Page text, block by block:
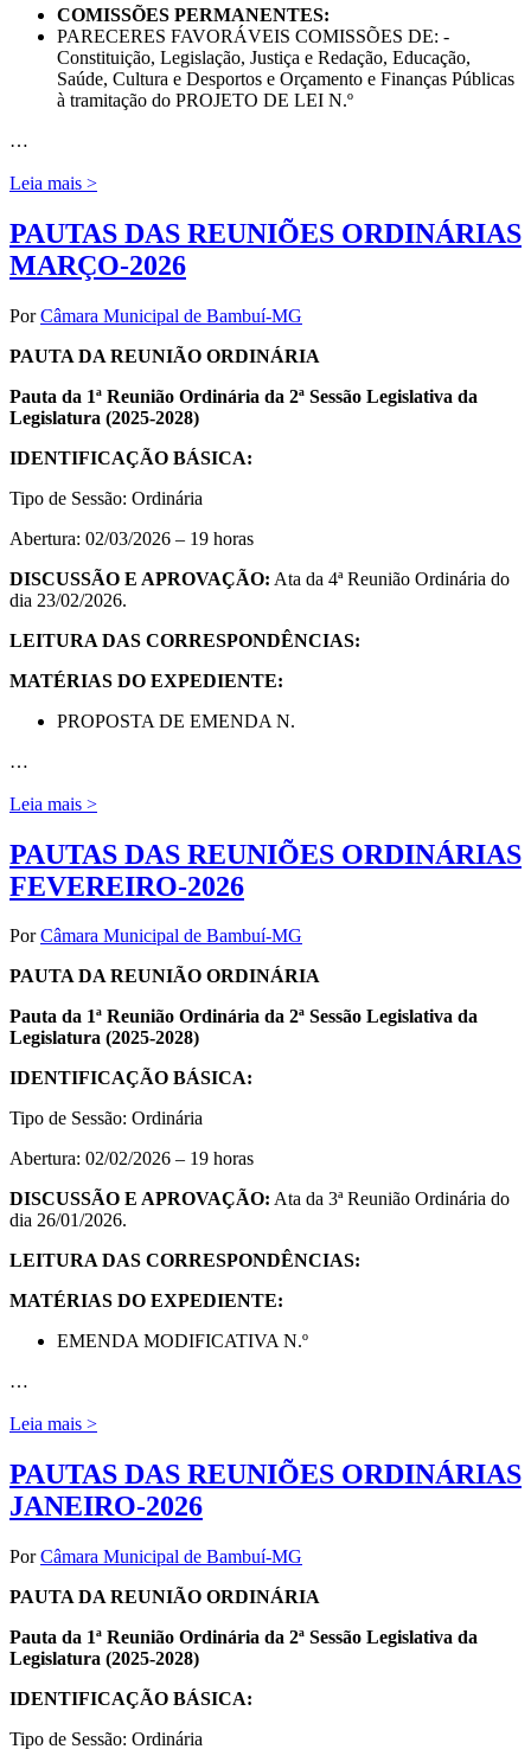
COMISSÕES PERMANENTES:
PARECERES FAVORÁVEIS COMISSÕES DE: -
Constituição, Legislação, Justiça e Redação, Educação,
Saúde, Cultura e Desportos e Orçamento e Finanças Públicas
à tramitação do PROJETO DE LEI N.º
…
Leia mais >
PAUTAS DAS REUNIÕES ORDINÁRIAS
MARÇO-2026
PorCâmara Municipal de Bambuí-MG
PAUTA DA REUNIÃO ORDINÁRIA
Pauta da 1ª Reunião Ordinária da 2ª Sessão Legislativa da
Legislatura (2025-2028)
IDENTIFICAÇÃO BÁSICA:
Tipo de Sessão: Ordinária
Abertura: 02/03/2026 – 19 horas
DISCUSSÃO E APROVAÇÃO: Ata da 4ª Reunião Ordinária do
dia 23/02/2026.
LEITURA DAS CORRESPONDÊNCIAS:
MATÉRIAS DO EXPEDIENTE:
PROPOSTA DE EMENDA N.
…
Leia mais >
PAUTAS DAS REUNIÕES ORDINÁRIAS
FEVEREIRO-2026
PorCâmara Municipal de Bambuí-MG
PAUTA DA REUNIÃO ORDINÁRIA
Pauta da 1ª Reunião Ordinária da 2ª Sessão Legislativa da
Legislatura (2025-2028)
IDENTIFICAÇÃO BÁSICA:
Tipo de Sessão: Ordinária
Abertura: 02/02/2026 – 19 horas
DISCUSSÃO E APROVAÇÃO: Ata da 3ª Reunião Ordinária do
dia 26/01/2026.
LEITURA DAS CORRESPONDÊNCIAS:
MATÉRIAS DO EXPEDIENTE:
EMENDA MODIFICATIVA N.º
…
Leia mais >
PAUTAS DAS REUNIÕES ORDINÁRIAS
JANEIRO-2026
PorCâmara Municipal de Bambuí-MG
PAUTA DA REUNIÃO ORDINÁRIA
Pauta da 1ª Reunião Ordinária da 2ª Sessão Legislativa da
Legislatura (2025-2028)
IDENTIFICAÇÃO BÁSICA:
Tipo de Sessão: Ordinária